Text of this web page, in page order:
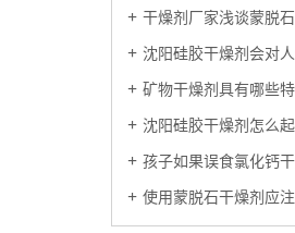
干燥剂厂家浅谈蒙脱石干燥
沈阳硅胶干燥剂会对
矿物干燥剂具有哪些特点
沈阳硅胶干燥剂怎么
孩子如果误食氯化钙干燥剂
使用蒙脱石干燥剂应